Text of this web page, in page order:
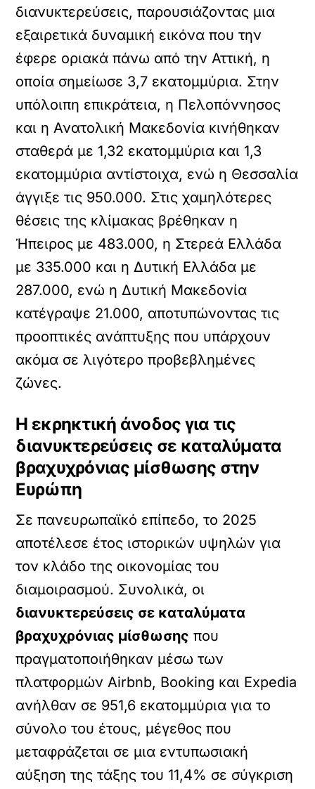
διανυκτερεύσεις, παρουσιάζοντας μια
εξαιρετικά δυναμική εικόνα που την
έφερε οριακά πάνω από την Αττική, η
οποία σημείωσε 3,7 εκατομμύρια. Στην
υπόλοιπη επικράτεια, η Πελοπόννησος
και η Ανατολική Μακεδονία κινήθηκαν
σταθερά με 1,32 εκατομμύρια και 1,3
εκατομμύρια αντίστοιχα, ενώ η Θεσσαλία
άγγιξε τις 950.000. Στις χαμηλότερες
θέσεις της κλίμακας βρέθηκαν η
Ήπειρος με 483.000, η Στερεά Ελλάδα
με 335.000 και η Δυτική Ελλάδα με
287.000, ενώ η Δυτική Μακεδονία
κατέγραψε 21.000, αποτυπώνοντας τις
προοπτικές ανάπτυξης που υπάρχουν
ακόμα σε λιγότερο προβεβλημένες
ζώνες.
Η εκρηκτική άνοδος για τις
διανυκτερεύσεις σε καταλύματα
βραχυχρόνιας μίσθωσης στην
Ευρώπη
Σε πανευρωπαϊκό επίπεδο, το 2025
αποτέλεσε έτος ιστορικών υψηλών για
τον κλάδο της οικονομίας του
διαμοιρασμού. Συνολικά, οι
διανυκτερεύσεις σε καταλύματα
βραχυχρόνιας μίσθωσης που
πραγματοποιήθηκαν μέσω των
πλατφορμών Airbnb, Booking και Expedia
ανήλθαν σε 951,6 εκατομμύρια για το
σύνολο του έτους, μέγεθος που
μεταφράζεται σε μια εντυπωσιακή
αύξηση της τάξης του 11,4% σε σύγκριση